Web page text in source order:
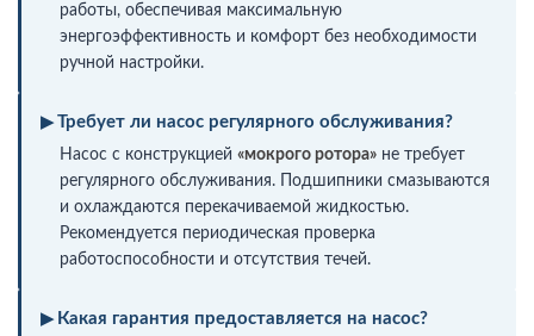
работы, обеспечивая максимальную
энергоэффективность и комфорт без необходимости
ручной настройки.
Требует ли насос регулярного обслуживания?
Насос с конструкцией «мокрого ротора» не требует
регулярного обслуживания. Подшипники смазываются
и охлаждаются перекачиваемой жидкостью.
Рекомендуется периодическая проверка
работоспособности и отсутствия течей.
Какая гарантия предоставляется на насос?